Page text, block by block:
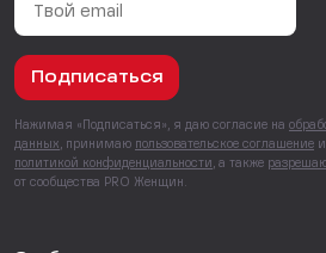
Подписаться
Нажимая «Подписаться», я даю согласие на
данных , принимаю пользовательское соглашение
политикой конфиденциальности , а также
от сообщества PRO Женщин.